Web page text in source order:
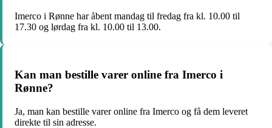
Imerco i Rønne har åbent mandag til fredag fra kl. 10.00 til
17.30 og lørdag fra kl. 10.00 til 13.00.
Kan man bestille varer online fra Imerco i
Rønne?
Ja, man kan bestille varer online fra Imerco og få dem leveret
direkte til sin adresse.